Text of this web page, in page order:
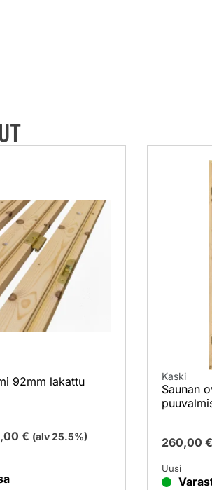
92mm lakattu
€ (alv 25.5%)
Kaski
Saunan
260,00 €
Uusi